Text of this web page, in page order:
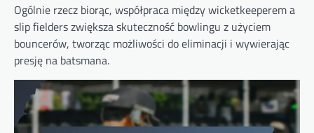
Ogólnie rzecz biorąc, współpraca między wicketkeeperem a
slip fielders zwiększa skuteczność bowlingu z użyciem
bouncerów, tworząc możliwości do eliminacji i wywierając
presję na batsmana.